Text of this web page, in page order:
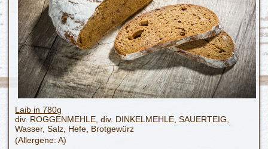
Laib in 780g
div. ROGGENMEHLE, div. DINKELMEHLE, SAUERTEIG,
Wasser, Salz, Hefe, Brotgewürz
(Allergene: A)